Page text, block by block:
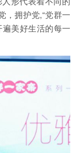
，拥护党,“党群一
美好生活的每一